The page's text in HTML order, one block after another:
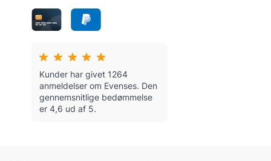
Kunder har givet 1264
anmeldelser om Evenses. Den
gennemsnitlige bedømmelse
er 4,6 ud af 5.